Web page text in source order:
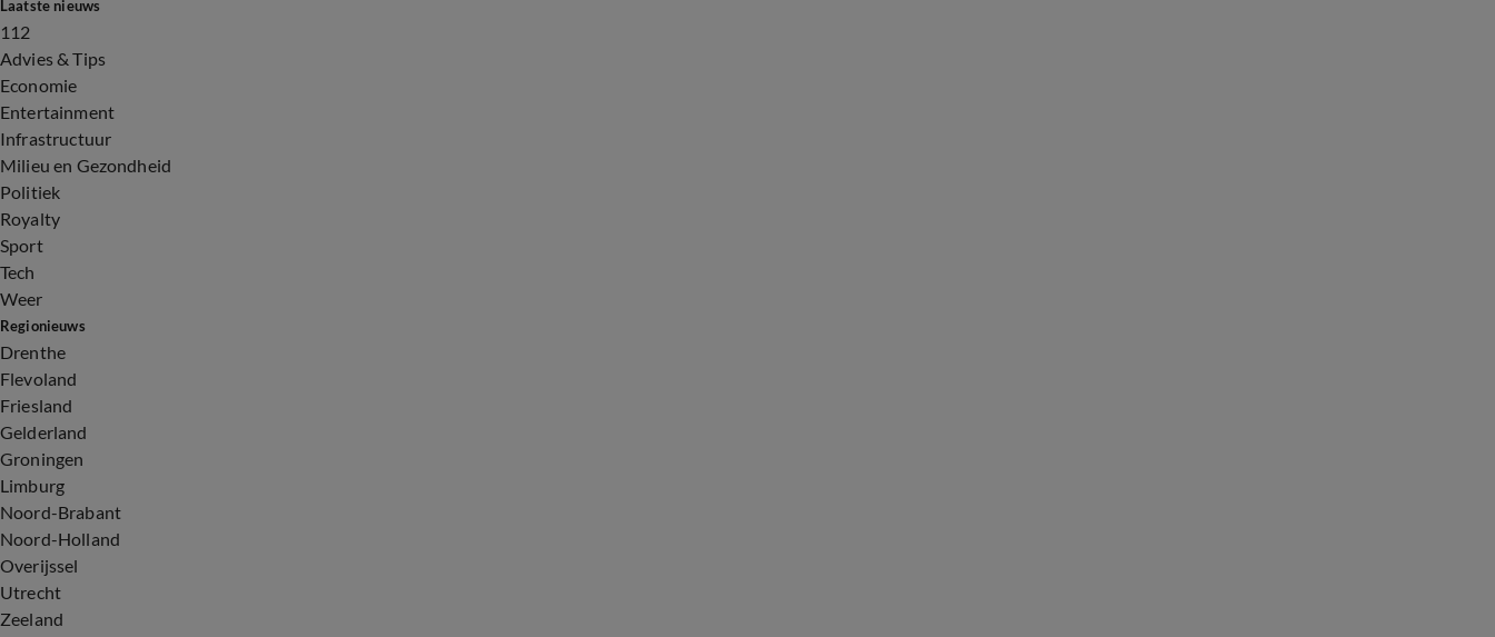
Laatste nieuws
112
Advies & Tips
Economie
Entertainment
Infrastructuur
Milieu en Gezondheid
Politiek
Royalty
Sport
Tech
Weer
Regionieuws
Drenthe
Flevoland
Friesland
Gelderland
Groningen
Limburg
Noord-Brabant
Noord-Holland
Overijssel
Utrecht
Zeeland